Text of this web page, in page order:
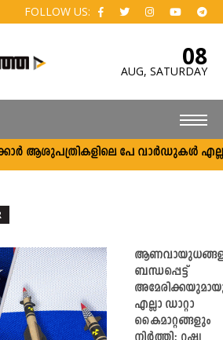
FOLLOW US:
08
AUG, SATURDAY
ആശുപത്രികളിലെ പേ വാർഡുകൾ
ബന്ധപ്പെട്ട്
എല്ലാ ഡാറ്റാ
കൈമാറ്റങ്ങളും